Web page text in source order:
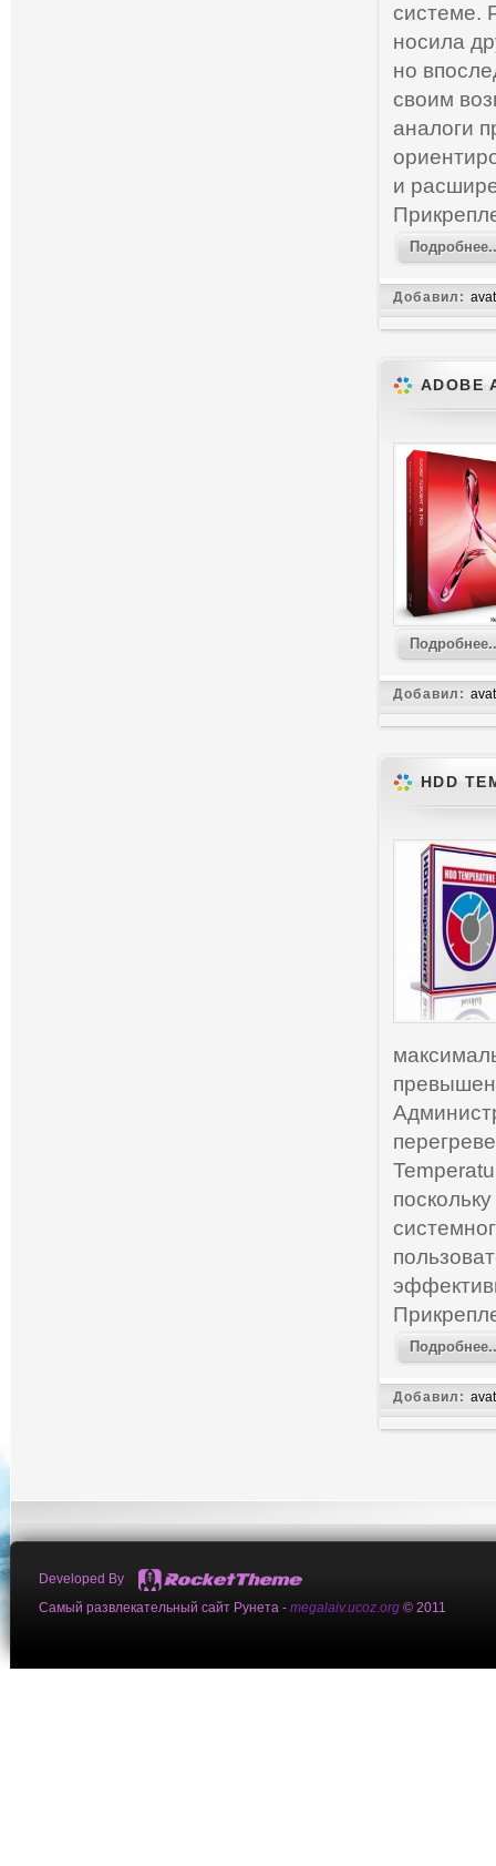
системе.
носила
но
своим
аналоги
и
Добавил:
ADOBE
Добавил:
HDD
Добавил:
Developed By
Самый развлекательный сайт Рунета - megalaiv.ucoz.org © 2011